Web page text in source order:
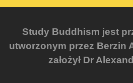
Study Buddhism jest
utworzonym przez Berzin
założył Dr